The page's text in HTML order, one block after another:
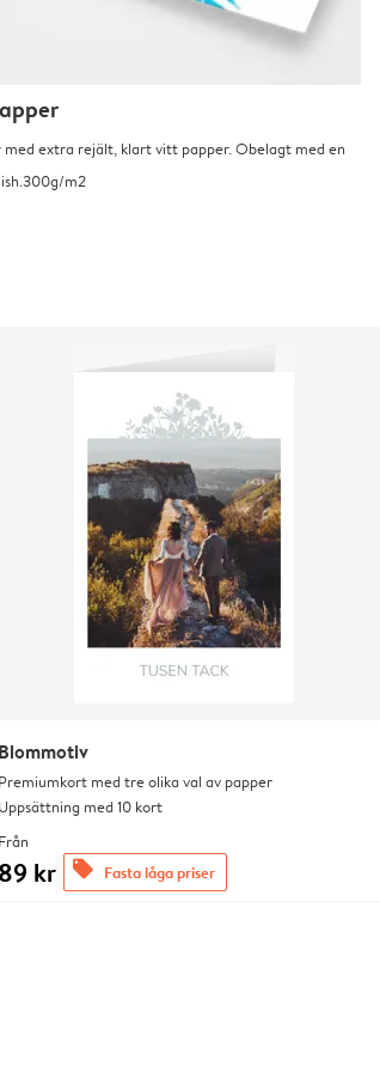
extra rejält, klart vitt papper. Obelagt med en
m2
Blommotiv
Premiumkort med tre olika val av papper
Uppsättning med 10 kort
Från
89 kr offers Fasta låga priser